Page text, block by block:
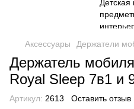
Аксессуары Держатели
Держатель
Royal Sleep 7в1 и
Артикул: 2613 Оставить отзыв